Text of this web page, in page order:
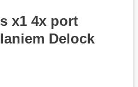
x1 4x port
Delock